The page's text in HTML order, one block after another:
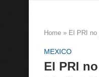
Home » El PRI
MEXICO
El PRI